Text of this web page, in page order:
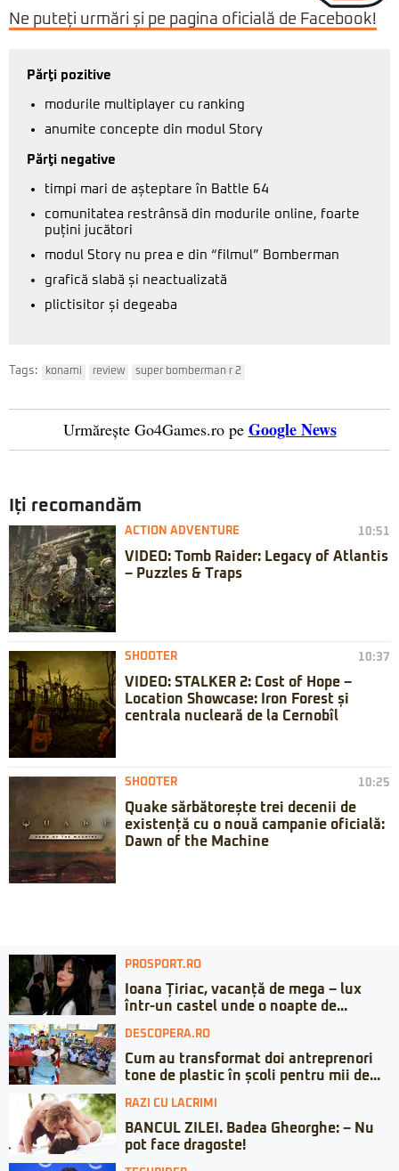
Ne puteți urmări și pe pagina oficială de Facebook!
Părţi pozitive
modurile multiplayer cu ranking
anumite concepte din modul Story
Părţi negative
timpi mari de așteptare în Battle 64
comunitatea restrânsă din modurile online, foarte
puțini jucători
modul Story nu prea e din “filmul” Bomberman
grafică slabă și neactualizată
plictisitor și degeaba
Tags: konami review super bomberman r 2
Urmărește Go4Games.ro pe Google News
Iți recomandăm
ACTION ADVENTURE 10:51
VIDEO: Tomb Raider: Legacy of Atlantis
– Puzzles & Traps
SHOOTER 10:37
VIDEO: STALKER 2: Cost of Hope –
Location Showcase: Iron Forest și
centrala nucleară de la Cernobîl
SHOOTER 10:25
Quake sărbătorește trei decenii de
existență cu o nouă campanie oficială:
Dawn of the Machine
PROSPORT.RO
Ioana Țiriac, vacanță de mega – lux
într-un castel unde o noapte de...
DESCOPERA.RO
Cum au transformat doi antreprenori
tone de plastic în școli pentru mii de...
RAZI CU LACRIMI
BANCUL ZILEI. Badea Gheorghe: – Nu
pot face dragoste!